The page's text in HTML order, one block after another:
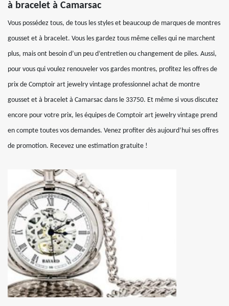
à bracelet à Camarsac
Vous possédez tous, de tous les styles et beaucoup de marques de montres
gousset et à bracelet. Vous les gardez tous même celles qui ne marchent
plus, mais ont besoin d’un peu d’entretien ou changement de piles. Aussi,
pour vous qui voulez renouveler vos gardes montres, profitez les offres de
prix de Comptoir art jewelry vintage professionnel achat de montre
gousset et à bracelet à Camarsac dans le 33750. Et même si vous discutez
encore pour votre prix, les équipes de Comptoir art jewelry vintage prend
en compte toutes vos demandes. Venez profiter dès aujourd’hui ses offres
de promotion. Recevez une estimation gratuite !